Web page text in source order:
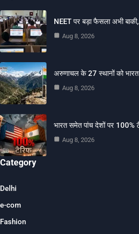
NEET पर बड़ा फैसला अभी
Aug 8, 2026
अरुणाचल के 27 स्थानों को
Aug 8, 2026
भारत समेत पांच देशों पर 100%
Aug 8, 2026
Category
Delhi
e-com
Fashion